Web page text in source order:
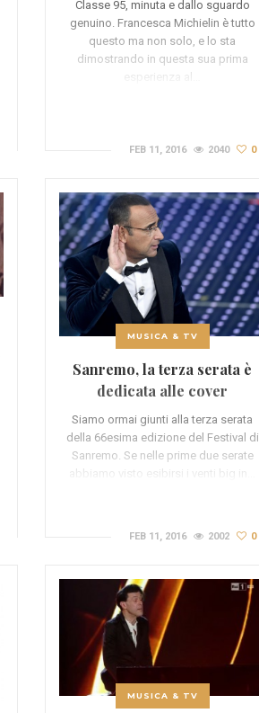
Classe 95, minuta e dallo sguardo
genuino. Francesca Michielin è tutto
questo ma non solo, e lo sta
dimostrando in questa sua prima
esperienza al…
FEB 11, 2016 2040 0
MUSICA & TV
Sanremo, la terza serata è
dedicata alle cover
Siamo ormai giunti alla terza serata
della 66esima edizione del Festival di
Sanremo. Se nelle prime due serate
abbiamo visto esibirsi i venti big in…
FEB 11, 2016 2002 0
MUSICA & TV